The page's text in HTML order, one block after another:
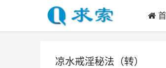
凉水戒淫秘法（转）